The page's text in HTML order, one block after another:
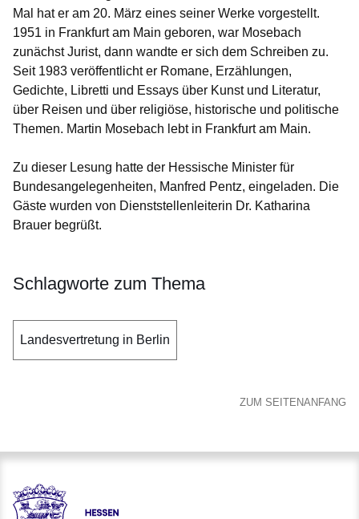
Mal hat er am 20. März eines seiner Werke vorgestellt.
1951 in Frankfurt am Main geboren, war Mosebach
zunächst Jurist, dann wandte er sich dem Schreiben zu.
Seit 1983 veröffentlicht er Romane, Erzählungen,
Gedichte, Libretti und Essays über Kunst und Literatur,
über Reisen und über religiöse, historische und politische
Themen. Martin Mosebach lebt in Frankfurt am Main.
Zu dieser Lesung hatte der Hessische Minister für
Bundesangelegenheiten, Manfred Pentz, eingeladen. Die
Gäste wurden von Dienststellenleiterin Dr. Katharina
Brauer begrüßt.
Schlagworte zum Thema
Landesvertretung in Berlin
ZUM SEITENANFANG